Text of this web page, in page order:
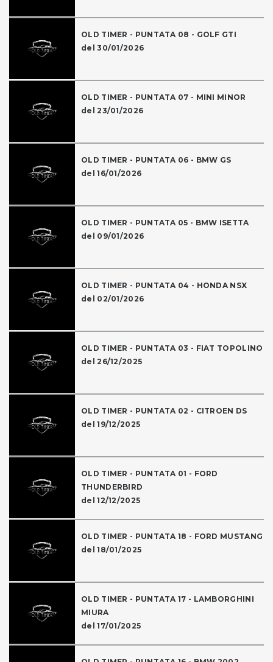
OLD TIMER - PUNTATA 08 - GOLF GTI
del 30/01/2026
OLD TIMER - PUNTATA 07 - MINI MINOR
del 23/01/2026
OLD TIMER - PUNTATA 06 - BMW GS
del 16/01/2026
OLD TIMER - PUNTATA 05 - BMW ISETTA
del 09/01/2026
OLD TIMER - PUNTATA 04 - HONDA NSX
del 02/01/2026
OLD TIMER - PUNTATA 03 - FIAT TOPOLINO
del 26/12/2025
OLD TIMER - PUNTATA 02 - CITROEN DS
del 19/12/2025
OLD TIMER - PUNTATA 01 - FORD
THUNDERBIRD
del 12/12/2025
OLD TIMER - PUNTATA 18 - FORD MUSTANG
del 18/01/2025
OLD TIMER - PUNTATA 17 - LAMBORGHINI
MIURA
del 17/01/2025